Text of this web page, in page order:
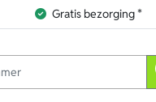
Gratis bezorging *